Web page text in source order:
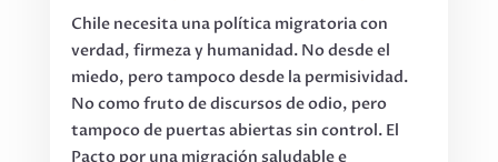
Chile necesita una política migratoria con
verdad, firmeza y humanidad. No desde el
miedo, pero tampoco desde la permisividad.
No como fruto de discursos de odio, pero
tampoco de puertas abiertas sin control. El
Pacto por una migración saludable e